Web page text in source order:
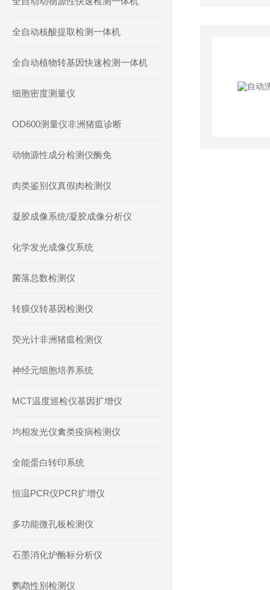
全自动核酸提取检测一体机
全自动植物转基因快速检测一体机
细胞密度测量仪
OD600测量仪非洲猪瘟诊断
动物源性成分检测仪酶免
肉类鉴别仪真假肉检测仪
凝胶成像系统/凝胶成像分析仪
化学发光成像仪系统
菌落总数检测仪
转膜仪转基因检测仪
荧光计非洲猪瘟检测仪
神经元细胞培养系统
MCT温度巡检仪基因扩增仪
均相发光仪禽类疫病检测仪
全能蛋白转印系统
恒温PCR仪PCR扩增仪
多功能微孔板检测仪
石墨消化炉酶标分析仪
鹦鹉性别检测仪